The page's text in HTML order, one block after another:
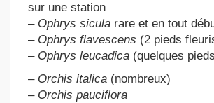
sur une station
– Ophrys sicula rare et en tout
– Ophrys flavescens (2 pieds
– Ophrys leucadica (quelques
– Orchis italica (nombreux)
– Orchis pauciflora